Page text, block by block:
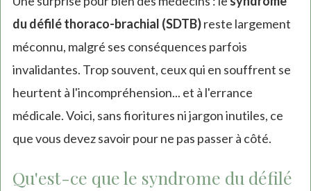
du défilé thoraco-brachial (SDTB)reste largement
méconnu, malgré ses conséquences parfois
invalidantes. Trop souvent, ceux qui en souffrent se
heurtent à l'incompréhension... et à l'errance
médicale. Voici, sans fioritures ni jargon inutiles, ce
que vous devez savoir pour ne pas passer à côté.
Qu'est-ce que le syndrome du défilé